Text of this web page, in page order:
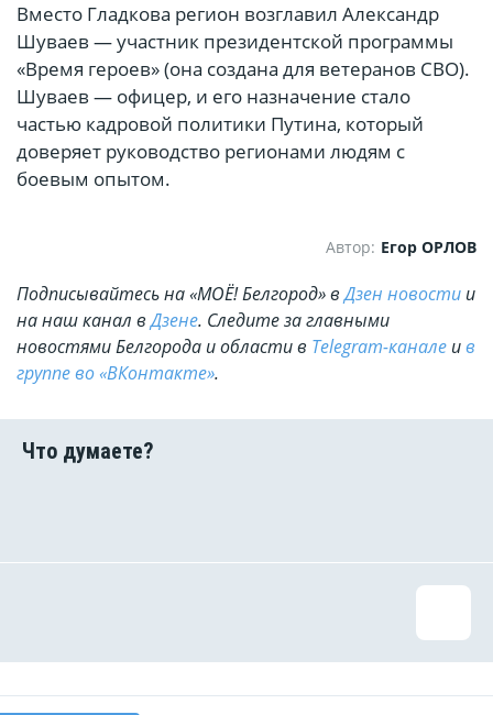
Вместо Гладкова регион возглавил Александр
Шуваев — участник президентской программы
«Время героев» (она создана для ветеранов СВО).
Шуваев — офицер, и его назначение стало
частью кадровой политики Путина, который
доверяет руководство регионами людям с
боевым опытом.
Автор: Егор ОРЛОВ
Подписывайтесь на «МОЁ! Белгород» вДзен новости и
на наш канал вДзене. Cледите за главными
новостями Белгорода и области в Telegram-канале ив
группе во «ВКонтакте».